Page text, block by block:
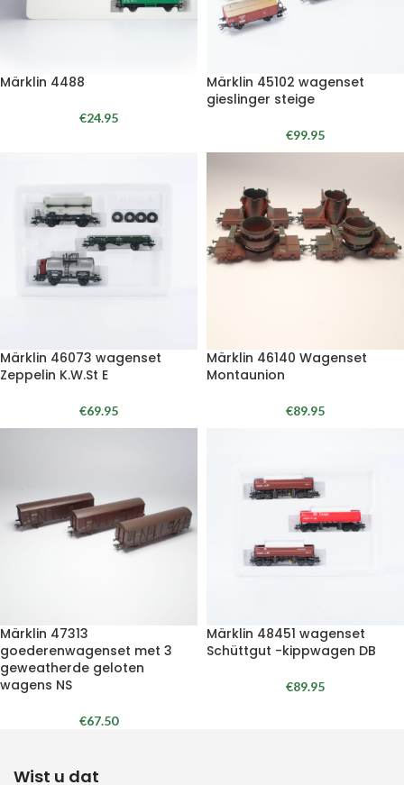
Märklin 4488
€24.95
Märklin 45102 wagenset
gieslinger steige
€99.95
Märklin 46073 wagenset
Zeppelin K.W.St E
€69.95
Märklin 46140 Wagenset
Montaunion
€89.95
Märklin 47313
goederenwagenset met 3
geweatherde geloten
wagens NS
€67.50
Märklin 48451 wagenset
Schüttgut -kippwagen DB
€89.95
Wist u dat